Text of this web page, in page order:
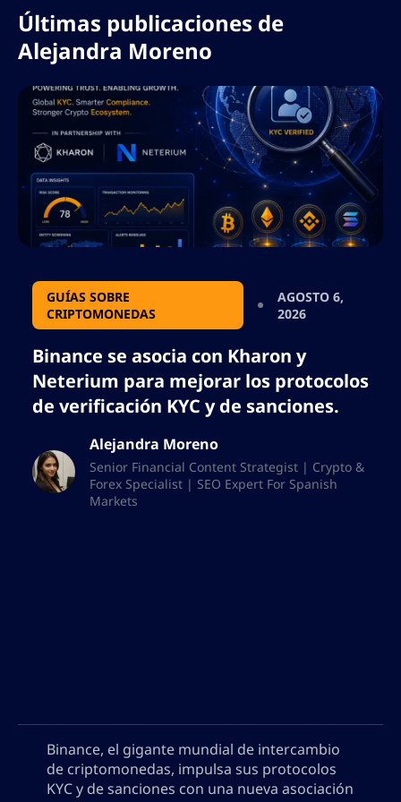
Últimas publicaciones de
Alejandra Moreno
GUÍAS SOBRE
CRIPTOMONEDAS
AGOSTO 6,
2026
Binance se asocia con Kharon y
Neterium para mejorar los protocolos
de verificación KYC y de sanciones.
Alejandra Moreno
Senior Financial Content Strategist | Crypto &
Forex Specialist | SEO Expert For Spanish
Markets
Binance, el gigante mundial de intercambio
de criptomonedas, impulsa sus protocolos
KYC y de sanciones con una nueva asociación